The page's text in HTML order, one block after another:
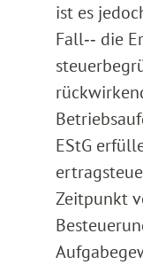
ist es
Fall‑‑ die
EStG
Zeitpunkt